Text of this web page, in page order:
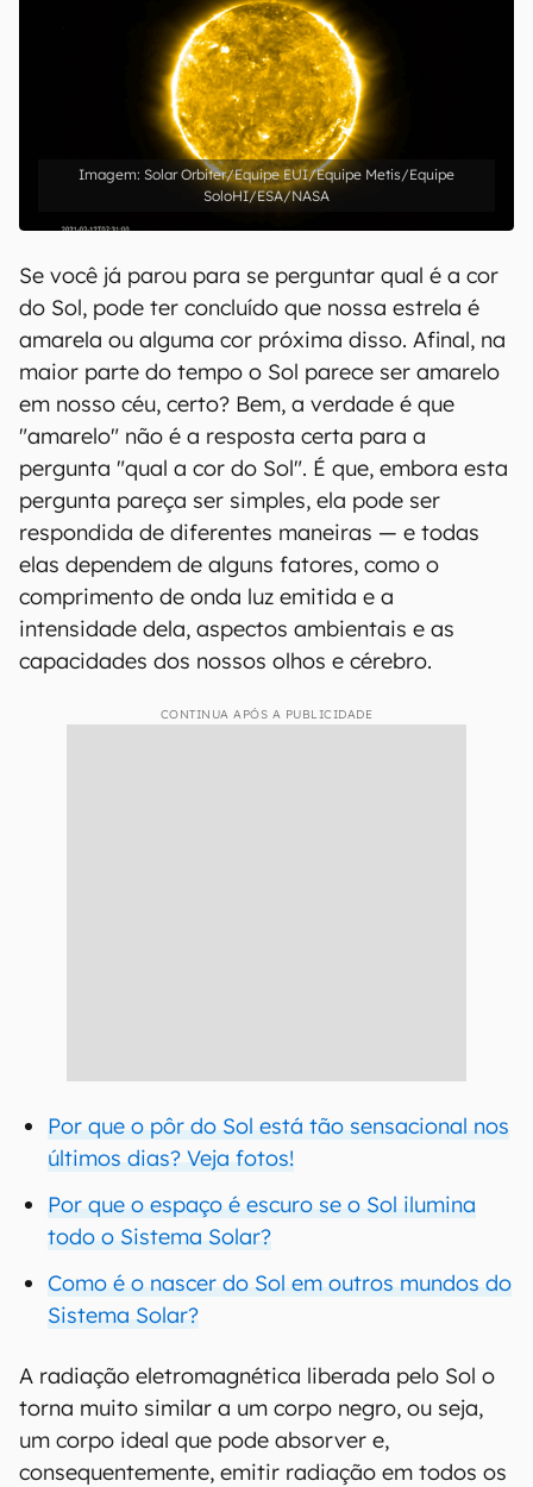
Solar Orbiter/Equipe EUI/Equipe Metis/Equipe
SoloHI/ESA/NASA
Se você já parou para se perguntar qual é a cor
do Sol, pode ter concluído que nossa estrela é
amarela ou alguma cor próxima disso. Afinal, na
maior parte do tempo o Sol parece ser amarelo
em nosso céu, certo? Bem, a verdade é que
"amarelo" não é a resposta certa para a
pergunta "qual a cor do Sol". É que, embora esta
pergunta pareça ser simples, ela pode ser
respondida de diferentes maneiras — e todas
elas dependem de alguns fatores, como o
comprimento de onda luz emitida e a
intensidade dela, aspectos ambientais e as
capacidades dos nossos olhos e cérebro.
CONTINUA APÓS A PUBLICIDADE
Por que o pôr do Sol está tão sensacional nos
últimos dias? Veja fotos!
Por que o espaço é escuro se o Sol ilumina
todo o Sistema Solar?
Como é o nascer do Sol em outros mundos do
Sistema Solar?
A radiação eletromagnética liberada pelo Sol o
torna muito similar a um corpo negro, ou seja,
um corpo ideal que pode absorver e,
consequentemente, emitir radiação em todos os